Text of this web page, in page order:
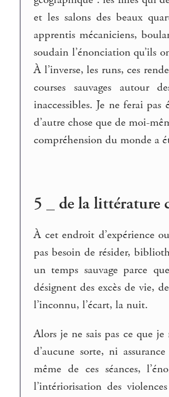
et les salons des beaux
apprentis mécaniciens,
soudain l’énonciation qu’ils
À l’inverse, les runs, ces
courses sauvages autour
inaccessibles. Je ne ferai
d’autre chose que de moi-
compréhension du monde a
5 _ de la littérature
À cet endroit d’expérience
pas besoin de résider,
un temps sauvage parce
désignent des excès de vie,
l’inconnu, l’écart, la nuit.
Alors je ne sais pas ce que je
d’aucune sorte, ni
même de ces séances,
l’intériorisation des